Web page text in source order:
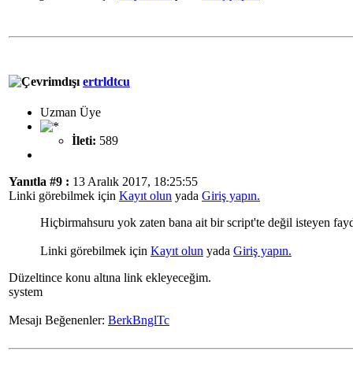
ertrldtcu
Uzman Üye
İleti: 589
Yanıtla #9 : 13 Aralık 2017, 18:25:55
Linki görebilmek için Kayıt olun yada Giriş yapın.
Hiçbirmahsuru yok zaten bana ait bir script'te değil isteyen
Linki görebilmek için Kayıt olun yada Giriş yapın.
Düzeltince konu altına link ekleyeceğim.
system
Mesajı Beğenenler: BerkBnglTc